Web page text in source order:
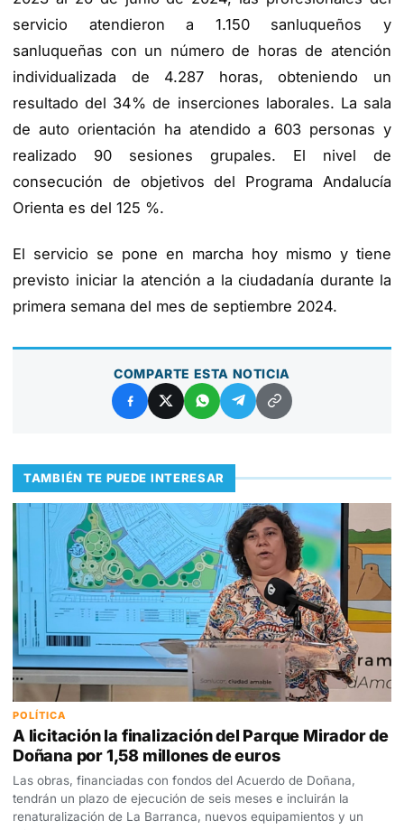
servicio atendieron a 1.150 sanluqueños y
sanluqueñas con un número de horas de atención
individualizada de 4.287 horas, obteniendo un
resultado del 34% de inserciones laborales. La sala
de auto orientación ha atendido a 603 personas y
realizado 90 sesiones grupales. El nivel de
consecución de objetivos del Programa Andalucía
Orienta es del 125 %.
El servicio se pone en marcha hoy mismo y tiene
previsto iniciar la atención a la ciudadanía durante la
primera semana del mes de septiembre 2024.
COMPARTE ESTA NOTICIA
TAMBIÉN TE PUEDE INTERESAR
POLÍTICA
A licitación la finalización del Parque Mirador de
Doñana por 1,58 millones de euros
Las obras, financiadas con fondos del Acuerdo de Doñana,
tendrán un plazo de ejecución de seis meses e incluirán la
renaturalización de La Barranca, nuevos equipamientos y un